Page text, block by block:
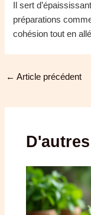
Il sert
préparations
cohésion tout en
← Article précédent